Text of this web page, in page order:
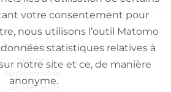
VENTE
Maisons
Appartements
Lotissements
votre consentement pour
nous utilisons l’outil Matomo
statistiques relatives à
notre site et ce, de manière
anonyme.